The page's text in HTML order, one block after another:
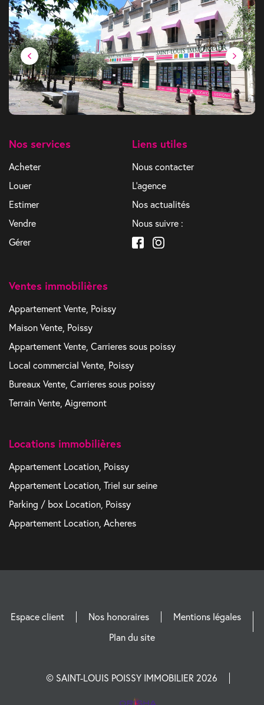
Nos services
Acheter
Louer
Estimer
Vendre
Gérer
Liens utiles
Nous contacter
L'agence
Nos actualités
Nous suivre :
Ventes immobilières
Appartement Vente, Poissy
Maison Vente, Poissy
Appartement Vente, Carrieres sous poissy
Local commercial Vente, Poissy
Bureaux Vente, Carrieres sous poissy
Terrain Vente, Aigremont
Locations immobilières
Appartement Location, Poissy
Appartement Location, Triel sur seine
Parking / box Location, Poissy
Appartement Location, Acheres
Espace client Nos honoraires
Mentions légales
Plan du site
© SAINT-LOUIS POISSY IMMOBILIER 2026